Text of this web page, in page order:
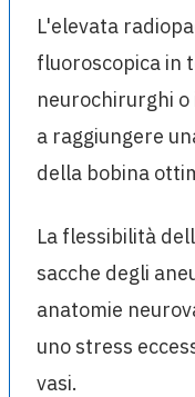
L'elevata
fluoroscopica in
neurochirurghi
a raggiungere
della bobina
La flessibilità
sacche degli
anatomie
uno stress
vasi.